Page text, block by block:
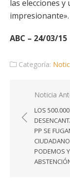
las elecciones
impresionante».
ABC – 24/03/15
Categoría:
entradas
Noticia
LOS 500.000
PP SE
PODEMOS